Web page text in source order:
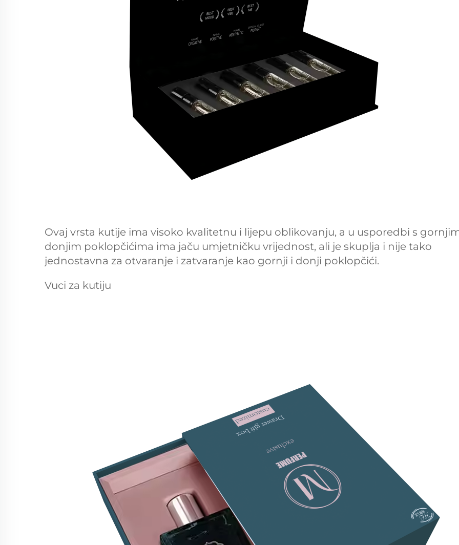
Ovaj vrsta kutije ima visoko kvalitetnu i lijepu oblikovanju, a u usporedbi s
donjim poklopčićima ima jaču umjetničku vrijednost, ali je skuplja i nije tako
jednostavna za otvaranje i zatvaranje kao gornji i donji poklopčići.
Vuci za kutiju